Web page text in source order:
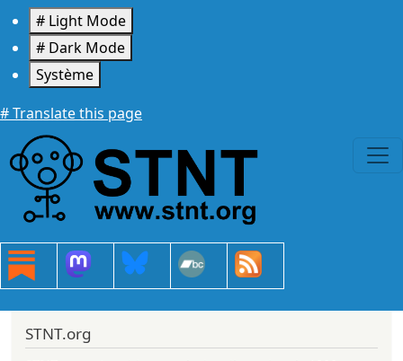
Aller au contenu principal
# Light Mode
# Dark Mode
Système
# Translate this page
STNT.org